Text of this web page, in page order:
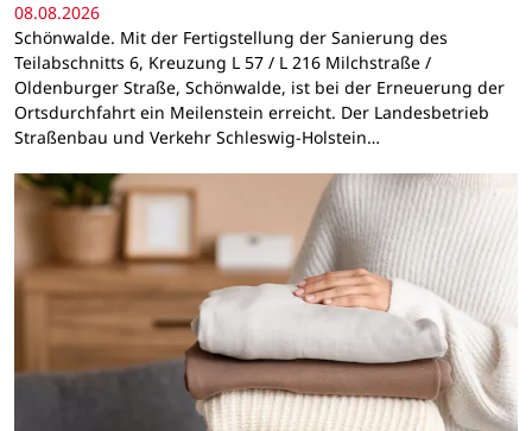
08.08.2026
Schönwalde. Mit der Fertigstellung der Sanierung des
Teilabschnitts 6, Kreuzung L 57 / L 216 Milchstraße /
Oldenburger Straße, Schönwalde, ist bei der Erneuerung der
Ortsdurchfahrt ein Meilenstein erreicht. Der Landesbetrieb
Straßenbau und Verkehr Schleswig-Holstein…